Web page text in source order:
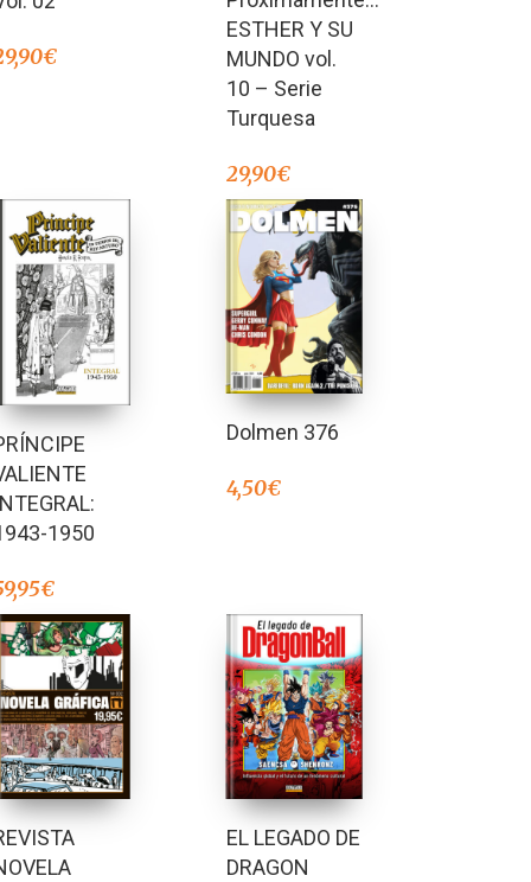
€
ESTHER Y SU
MUNDO vol.
10 – Serie
Turquesa
29,90€
1950
€
Dolmen 376
4,50€
EL LEGADO DE
DRAGON